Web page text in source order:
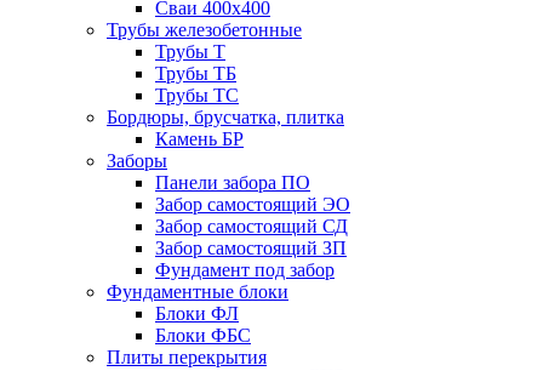
Сваи 400х400
Трубы железобетонные
Трубы Т
Трубы ТБ
Трубы ТС
Бордюры, брусчатка, плитка
Камень БР
Заборы
Панели забора ПО
Забор самостоящий ЭО
Забор самостоящий СД
Забор самостоящий ЗП
Фyндамент под забор
Фундаментные блоки
Блоки ФЛ
Блоки ФБС
Плиты перекрытия